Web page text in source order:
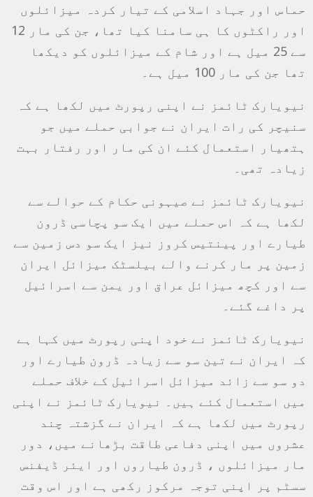
حماس اور جہاد اسلامی کے تیار کردہ میزائلوں
اور راکٹوں کا ہی سامنا کیا تھا، جن کی مار 12
سے 25 میل ہے اور شام کے میزائلوں کو دیکھا
تھا جن کی مار 100 میل ہے۔
نیویارک ٹائمز نے اپنی رپورٹ میں لکھا ہے کہ
سنیچر کی رات ایران نے جوابی حملے میں جو
ہتھیار استعمال کئے ان کی مار اور رفتار بہت
زیادہ تھی۔
نیویارک ٹائمز نے صیہونی حکام کے حوالے سے
لکھا ہے کہ اس حملے ميں ایک سو پچاسی ڈرون
طیارے اور پینتیس کروز نیز ایک سو دس زمین سے
زمین پر مار کرنے والے بیلسٹک میزائل ایران
سے اور کچھ میزائل عراق اور یمن سے اسرائیل
پر داغے گئے۔
نیویارک ٹائمز نے خود اپنی رپورٹ میں کہا ہے
کہ ایران نے تین سو سے زیادہ ڈرون طیارے اور
دو سو سے زائد میزائل اسرائیل کے خلاف حملے
میں استعمال کئے ہيں۔ نیویارک ٹائمز نے اپنی
رپورٹ میں لکھا ہے کہ ایران نے گزشتہ چند
عشروں میں اپنی دفاعی طاقت بڑھانے میں، دور
مار میزائلوں ، ڈرون طیاروں اور ایئر ڈیفنس
سسٹم پر اپنی توجہ مرکوز رکھی ہے اور اس وقت